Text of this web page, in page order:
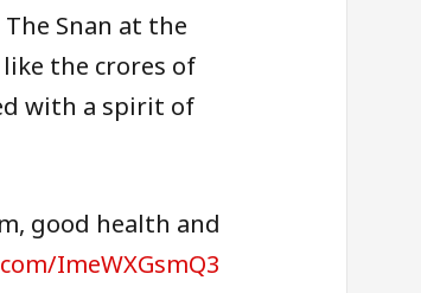
Snan at the
the crores of
with a spirit of
good health and
ImeWXGsmQ3